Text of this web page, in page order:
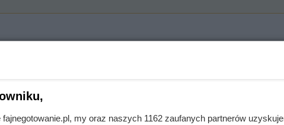
sztywną pianę.
fajnegotowanie.pl, my oraz naszych 1162 zaufanych partnerów